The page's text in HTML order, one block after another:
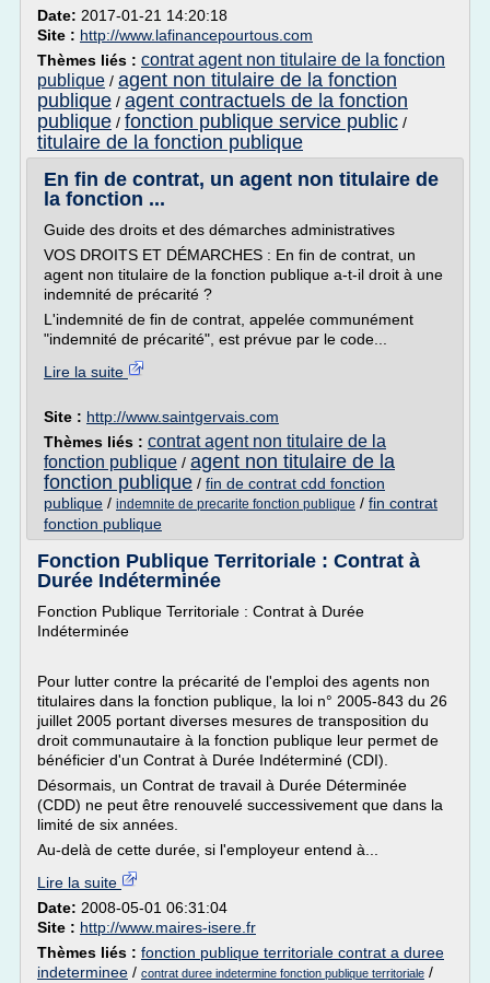
Date: 2017-01-21 14:20:18
Site : http://www.lafinancepourtous.com
Thèmes liés : contrat agent non titulaire de la fonction
publique / agent non titulaire de la fonction
publique / agent contractuels de la fonction
publique / fonction publique service public /
titulaire de la fonction publique
En fin de contrat, un agent non titulaire de
la fonction ...
Guide des droits et des démarches administratives
VOS DROITS ET DÉMARCHES : En fin de contrat, un
agent non titulaire de la fonction publique a-t-il droit à une
indemnité de précarité ?
L'indemnité de fin de contrat, appelée communément
"indemnité de précarité", est prévue par le code...
Lire la suite
Site : http://www.saintgervais.com
Thèmes liés : contrat agent non titulaire de la
fonction publique / agent non titulaire de la
fonction publique / fin de contrat cdd fonction
publique / indemnite de precarite fonction publique / fin contrat
fonction publique
Fonction Publique Territoriale : Contrat à
Durée Indéterminée
Fonction Publique Territoriale : Contrat à Durée
Indéterminée
Pour lutter contre la précarité de l'emploi des agents non
titulaires dans la fonction publique, la loi n° 2005-843 du 26
juillet 2005 portant diverses mesures de transposition du
droit communautaire à la fonction publique leur permet de
bénéficier d'un Contrat à Durée Indéterminé (CDI).
Désormais, un Contrat de travail à Durée Déterminée
(CDD) ne peut être renouvelé successivement que dans la
limité de six années.
Au-delà de cette durée, si l'employeur entend à...
Lire la suite
Date: 2008-05-01 06:31:04
Site : http://www.maires-isere.fr
Thèmes liés : fonction publique territoriale contrat a duree
indeterminee / contrat duree indetermine fonction publique territoriale /